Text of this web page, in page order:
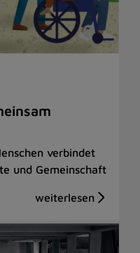
verbindet
und Gemeinschaft